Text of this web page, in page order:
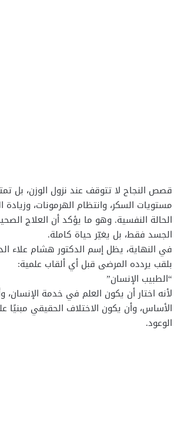
قصص النجاح لا تتوقف عند نزول الوزن، بل
مستويات السكر، وانتظام الهرمونات،
الحالة النفسية. وهو ما يؤكد أن العلاج
الجسد فقط، بل يغيّر حياة كاملة.
في النهاية، يظل إسم الدكتور هشام علاء
بلقب يردده المرضى قبل أي ألقاب علمية:
“الطبيب الإنسان”
لأنه اختار أن يكون العلم في خدمة الإنسان،
الأساس، وأن يكون الاختلاف الحقيقي مبنيًا
الوعود.